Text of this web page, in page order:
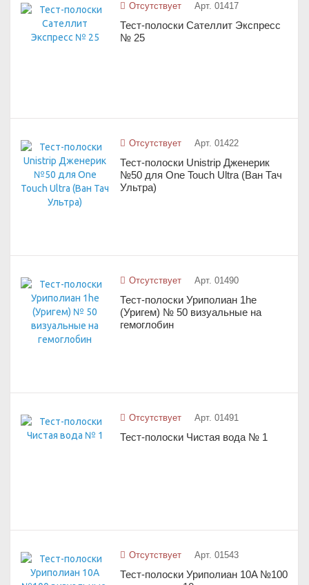
Отсутствует Арт. 01417
Тест-полоски Сателлит Экспресс
№ 25
Отсутствует Арт. 01422
Тест-полоски Unistrip Дженерик
№50 для One Touch Ultra (Ван Тач
Ультра)
Отсутствует Арт. 01490
Тест-полоски Уриполиан 1he
(Уригем) № 50 визуальные на
гемоглобин
Отсутствует Арт. 01491
Тест-полоски Чистая вода № 1
Отсутствует Арт. 01543
Тест-полоски Уриполиан 10A №100